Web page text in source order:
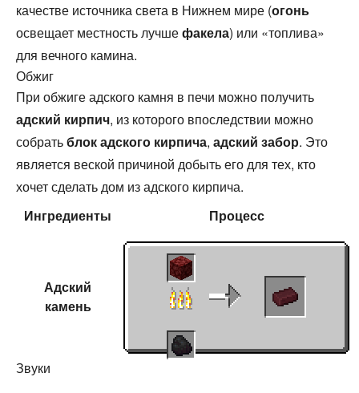
качестве источника света в Нижнем мире (огонь
освещает местность лучшефакела) или «топлива»
для вечного камина.
Обжиг
При обжиге адского камня в печи можно получить
адский кирпич, из которого впоследствии можно
собратьблок адского кирпича, адский забор. Это
является веской причиной добыть его для тех, кто
хочет сделать дом из адского кирпича.
Ингредиенты
Процесс
Адский
камень
Звуки